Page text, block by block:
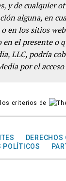
y de cualquier
alguna, en
en los sitios
en el presente o
LLC, podría
por el
criterios de
DERECHOS
POLÍTICOS